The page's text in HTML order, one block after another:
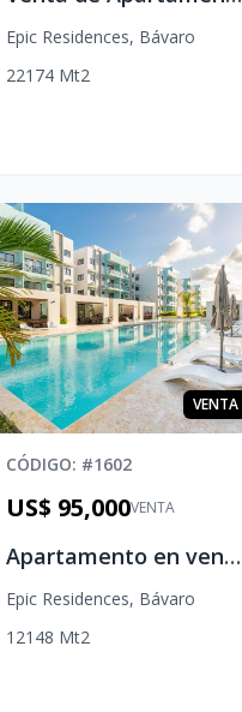
Epic Residences, Bávaro
221 74 Mt2
VENTA
CÓDIGO: #1602
VENTA
US$ 95,000
Apartamento en venta en EPIC Punta Cana
Epic Residences, Bávaro
1 21 48 Mt2